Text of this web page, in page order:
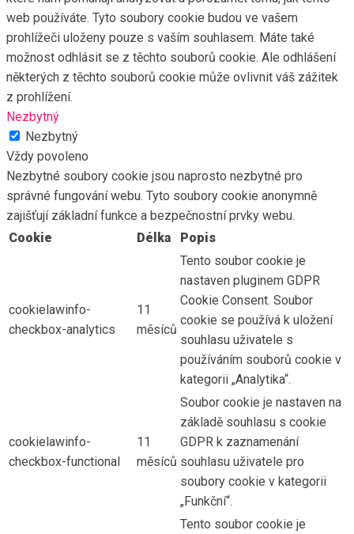
web používáte. Tyto soubory cookie budou ve vašem
prohlížeči uloženy pouze s vaším souhlasem. Máte také
možnost odhlásit se z těchto souborů cookie. Ale odhlášení
některých z těchto souborů cookie může ovlivnit váš zážitek
z prohlížení.
Nezbytný
Nezbytný
Vždy povoleno
Nezbytné soubory cookie jsou naprosto nezbytné pro
správné fungování webu. Tyto soubory cookie anonymně
zajišťují základní funkce a bezpečnostní prvky webu.
Cookie
Délka Popis
cookielawinfo-
checkbox-analytics
11
měsíců
Tento soubor cookie je
nastaven pluginem GDPR
Cookie Consent. Soubor
cookie se používá k uložení
souhlasu uživatele s
používáním souborů cookie v
kategorii „Analytika“.
cookielawinfo-
checkbox-functional
11
měsíců
Soubor cookie je nastaven na
základě souhlasu s cookie
GDPR k zaznamenání
souhlasu uživatele pro
soubory cookie v kategorii
„Funkční“.
Tento soubor cookie je